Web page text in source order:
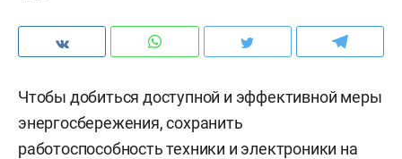
Чтобы добиться доступной и эффективной меры
энергосбережения, сохранить
работоспособность техники и электроники на